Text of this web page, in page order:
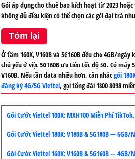
Gói áp dụng cho thuê bao kích hoạt từ 2023
không đủ điều kiện có thể chọn các gói đại trà
Tóm lại
Ở tầm 160K, V160B và 5G160B đều cho 4GB/
chủ yếu ở việc 5G160B ưu tiên tốc độ 5G. Có máy
V160B. Nếu cần data nhiều hơn, cân nhắcgói 180K
đăng ký 4G/5G Viettel, gọi tổng đài 1800 8098
Gói Cước Viettel 100K: MXH100 Miễn Phí
Gói Cước Viettel 180K: V180B & 5G180B — 6GB/
Gói Cước Viettel 160K: V160B & 5G160B — 4GB/